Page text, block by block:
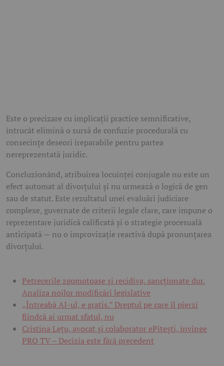
Este o precizare cu implicații practice semnificative,
întrucât elimină o sursă de confuzie procedurală cu
consecințe deseori ireparabile pentru partea
nereprezentată juridic.
Concluzionând, atribuirea locuinței conjugale nu este un
efect automat al divorțului și nu urmează o logică de gen
sau de statut. Este rezultatul unei evaluări judiciare
complexe, guvernate de criterii legale clare, care impune o
reprezentare juridică calificată și o strategie procesuală
anticipată — nu o improvizație reactivă după pronunțarea
divorțului.
Petrecerile zgomotoase și recidiva, sancționate dur.
Analiza noilor modificări legislative
„Întreabă AI-ul, e gratis.” Dreptul pe care îl pierzi
fiindcă ai urmat sfatul, nu
Cristina Lețu, avocat și colaborator ePitești, învinge
PRO TV – Decizia este fără precedent